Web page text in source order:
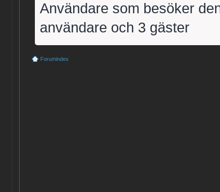
Användare som besöker
användare och 3 gäster
Forumindex